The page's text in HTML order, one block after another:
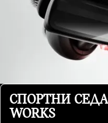
СПОРТНИ
WORKS